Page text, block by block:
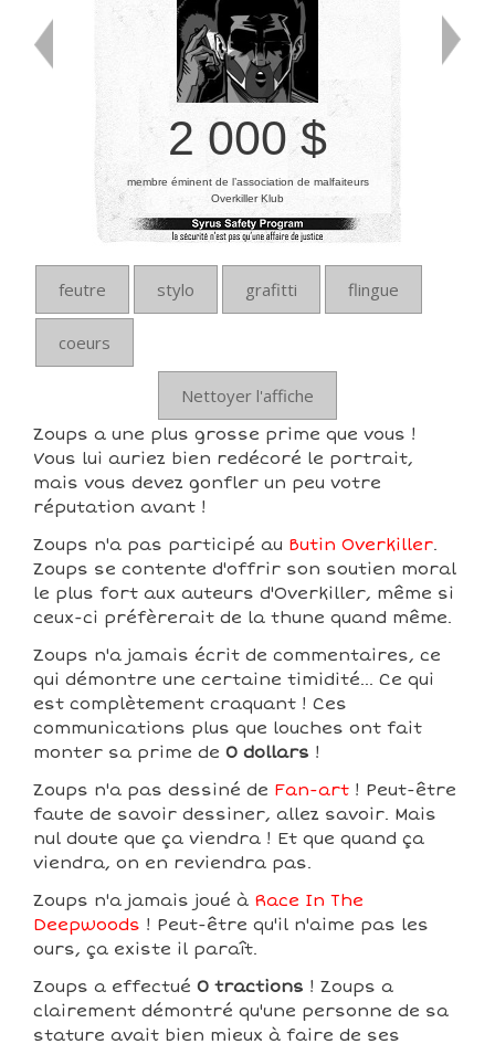
2 000 $
membre éminent de l’association de malfaiteurs
Overkiller Klub
feutre stylo grafitti flingue
coeurs
Nettoyer l'affiche
Zoups a une plus grosse prime que vous !
Vous lui auriez bien redécoré le portrait,
mais vous devez gonfler un peu votre
réputation avant !
Zoups n'a pas participé au Butin Overkiller.
Zoups se contente d'offrir son soutien moral
le plus fort aux auteurs d'Overkiller, même si
ceux-ci préfèrerait de la thune quand même.
Zoups n'a jamais écrit de commentaires, ce
qui démontre une certaine timidité... Ce qui
est complètement craquant ! Ces
communications plus que louches ont fait
monter sa prime de 0 dollars !
Zoups n'a pas dessiné de Fan-art ! Peut-être
faute de savoir dessiner, allez savoir. Mais
nul doute que ça viendra ! Et que quand ça
viendra, on en reviendra pas.
Zoups n'a jamais joué à Race In The
Deepwoods ! Peut-être qu'il n'aime pas les
ours, ça existe il paraît.
Zoups a effectué 0 tractions ! Zoups a
clairement démontré qu'une personne de sa
stature avait bien mieux à faire de ses